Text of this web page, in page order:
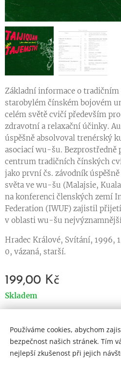
Základní informace o
starobylém čínském bojovém
celém světě cvičí především
zdravotní a relaxační účinky.
úspěšně absolvoval trenérský
asociací wu-šu. Bezprostředně
centrum tradičních čínských
jako první čs. závodník
světa ve wu-šu (Malajsie,
na konferenci členských zemí
Federation (IWUF) zajistil
v oblasti wu-šu
Hradec Králové, Svítání,
0, vázaná, starší.
199,00 Kč
Skladem
Cookies
Jazyky
Používáme cookies, abychom
bezpečnost našich stránek. Tím
nejlepší zkušenost při jejich